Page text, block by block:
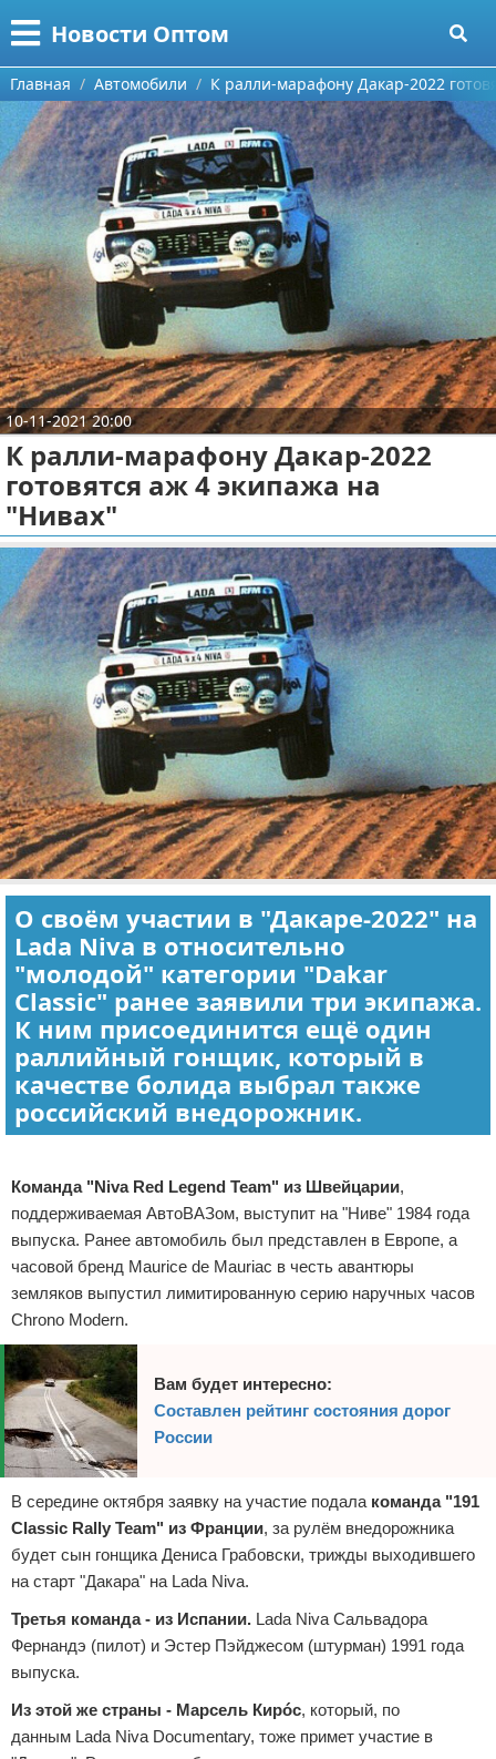
Новости Оптом
Меню
Главная
Категории
Информационные технологии
Автомобили
Знаменитости
Политика
Природа
Философия
Культура
Экономика
Разное
Поиск
О проекте
Контакты
Сотрудничество
Размещение рекламы
Для правообладателей
Условия предоставления информации
Отказ от ответственности
Главная Автомобили К ралли-марафону Дакар-2022
10-11-2021 20:00
К ралли-марафону Дакар-2022
готовятся аж 4 экипажа на
"Нивах"
О своём участии в "Дакаре-2022" на
Lada Niva в относительно
"молодой" категории "Dakar
Classic" ранее заявили три экипажа.
К ним присоединится ещё один
раллийный гонщик, который в
качестве болида выбрал также
российский внедорожник.
Команда "Niva Red Legend Team" из Швейцарии,
поддерживаемая АвтоВАЗом, выступит на "Ниве" 1984 года
выпуска. Ранее автомобиль был представлен в Европе, а
часовой бренд Maurice de Mauriac в честь авантюры
земляков выпустил лимитированную серию наручных часов
Chrono Modern.
Вам будет интересно:
Составлен рейтинг состояния дорог
России
В середине октября заявку на участие подала команда "191
Classic Rally Team" из Франции, за рулём внедорожника
будет сын гонщика Дениса Грабовски, трижды выходившего
на старт "Дакара" на Lada Niva.
Третья команда - из Испании. Lada Niva Сальвадора
Фернандэ (пилот) и Эстер Пэйджесом (штурман) 1991 года
выпуска.
Из этой же страны - Марсель Кирóс, который, по
данным Lada Niva Documentary, тоже примет участие в